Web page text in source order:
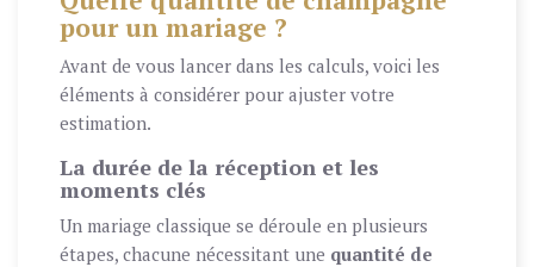
pour un mariage ?
Avant de vous lancer dans les calculs, voici les
éléments à considérer pour ajuster votre
estimation.
La durée de la réception et les
moments clés
Un mariage classique se déroule en plusieurs
étapes, chacune nécessitant une quantité de